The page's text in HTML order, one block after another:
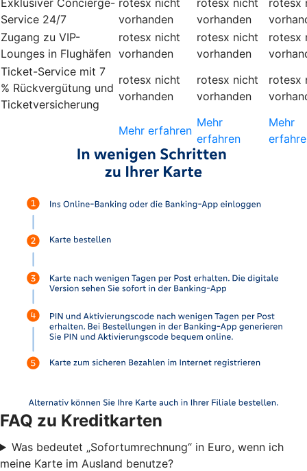
Service 24/7
vorhanden
vorhanden
Zugang zu VIP-
Lounges in Flughäfen
rotesx nicht
vorhanden
rotesx nicht
vorhanden
rotesx
Ticket-Service mit 7
% Rückvergütung und
Ticketversicherung
rotesx nicht
vorhanden
rotesx nicht
vorhanden
rotesx
Mehr erfahren
Mehr
erfahren
Mehr
FAQ zu Kreditkarten
Was bedeutet „Sofortumrechnung“ in Euro, wenn ich
meine Karte im Ausland benutze?